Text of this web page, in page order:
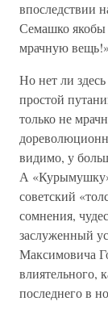
впоследствии
Семашко
мрачную
Но нет ли
простой
только не
видимо, у
А
советский
сомнения,
заслуженный
Максимовича
влиятельного,
последнего в